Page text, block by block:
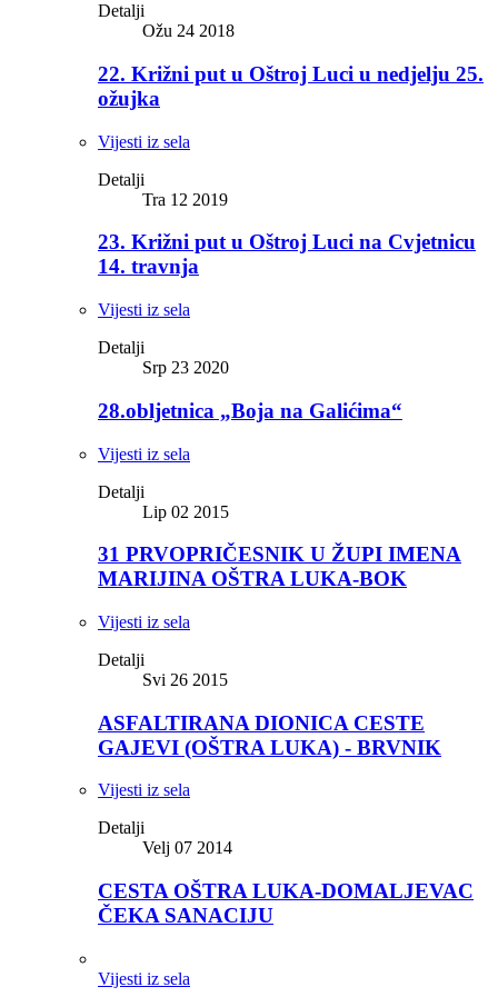
Detalji
Ožu 24 2018
22. Križni put u Oštroj Luci u nedjelju 25.
ožujka
Vijesti iz sela
Detalji
Tra 12 2019
23. Križni put u Oštroj Luci na Cvjetnicu
14. travnja
Vijesti iz sela
Detalji
Srp 23 2020
28.obljetnica „Boja na Galićima“
Vijesti iz sela
Detalji
Lip 02 2015
31 PRVOPRIČESNIK U ŽUPI IMENA
MARIJINA OŠTRA LUKA-BOK
Vijesti iz sela
Detalji
Svi 26 2015
ASFALTIRANA DIONICA CESTE
GAJEVI (OŠTRA LUKA) - BRVNIK
Vijesti iz sela
Detalji
Velj 07 2014
CESTA OŠTRA LUKA-DOMALJEVAC
ČEKA SANACIJU
Vijesti iz sela